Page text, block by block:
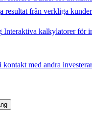
resultat från verkliga kunder
Interaktiva kalkylatorer för
kontakt med andra